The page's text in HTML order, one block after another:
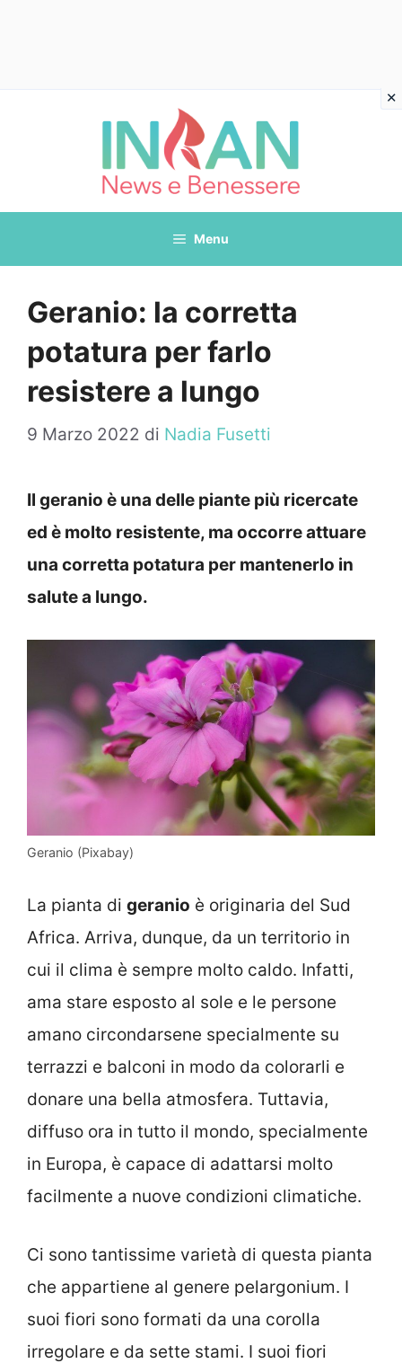
Menu
Geranio: la corretta
potatura per farlo
resistere a lungo
9 Marzo 2022 di Nadia Fusetti
Il geranio è una delle piante più ricercate
ed è molto resistente, ma occorre attuare
una corretta potatura per mantenerlo in
salute a lungo.
Geranio (Pixabay)
La pianta di geranio è originaria del Sud
Africa. Arriva, dunque, da un territorio in
cui il clima è sempre molto caldo. Infatti,
ama stare esposto al sole e le persone
amano circondarsene specialmente su
terrazzi e balconi in modo da colorarli e
donare una bella atmosfera. Tuttavia,
diffuso ora in tutto il mondo, specialmente
in Europa, è capace di adattarsi molto
facilmente a nuove condizioni climatiche.
Ci sono tantissime varietà di questa pianta
che appartiene al genere pelargonium. I
suoi fiori sono formati da una corolla
irregolare e da sette stami. I suoi fiori